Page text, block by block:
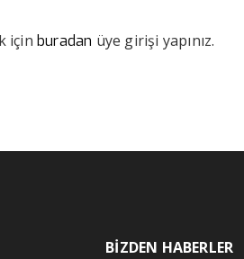
için buradan üye girişi yapınız.
BİZDEN HABERLER